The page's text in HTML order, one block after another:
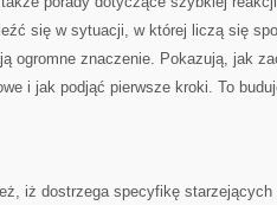
się w sytuacji, w której liczą się
ogromne znaczenie. Pokazują, jak
i jak podjąć pierwsze kroki. To
iż dostrzega specyfikę